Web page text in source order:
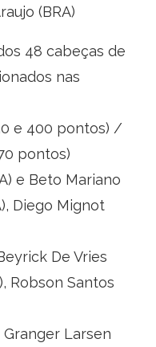
(BRA)
48 cabeças de
nas
e 400 pontos) /
pontos)
e Beto Mariano
Diego Mignot
De Vries
Robson Santos
Granger Larsen